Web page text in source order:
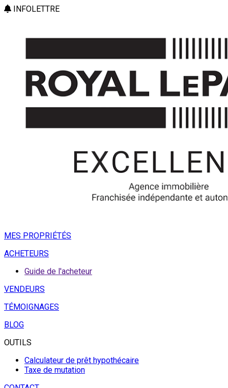
INFOLETTRE
MES PROPRIÉTÉS
ACHETEURS
Guide de l'acheteur
VENDEURS
TÉMOIGNAGES
BLOG
OUTILS
Calculateur de prêt hypothécaire
Taxe de mutation